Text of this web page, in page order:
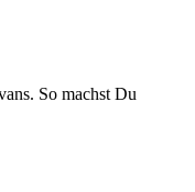
So machst Du